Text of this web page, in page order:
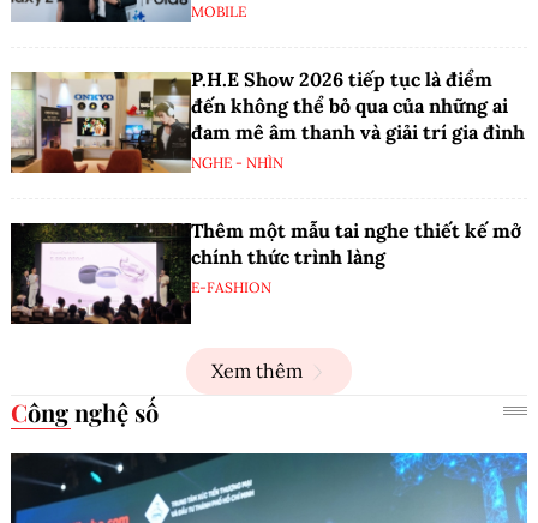
MOBILE
P.H.E Show 2026 tiếp tục là điểm
đến không thể bỏ qua của những ai
đam mê âm thanh và giải trí gia đình
NGHE - NHÌN
Thêm một mẫu tai nghe thiết kế mở
chính thức trình làng
E-FASHION
Xem thêm
Công nghệ số